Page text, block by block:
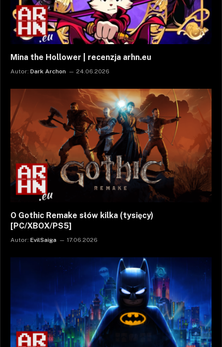
Mina the Hollower | recenzja arhn.eu
Autor: Dark Archon 24.06.2026
O Gothic Remake słów kilka (tysięcy)
[PC/XBOX/PS5]
Autor: EvilSaiga 17.06.2026